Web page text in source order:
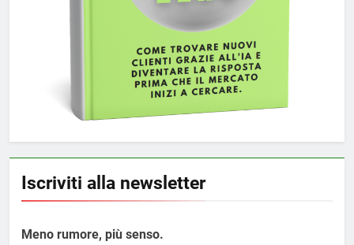
Iscriviti alla newsletter
Meno rumore, più senso.